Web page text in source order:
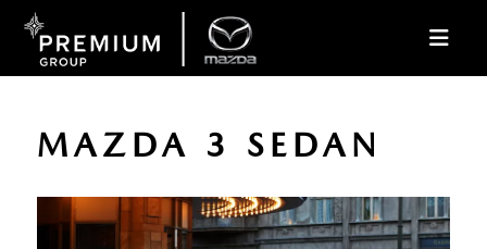
MAZDA 3 SEDAN